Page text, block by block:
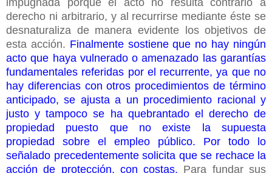
derecho ni arbitrario, y al recurrirse mediante éste se
desnaturaliza de manera evidente los objetivos de
esta acción. Finalmente sostiene que no hay ningún
acto que haya vulnerado o amenazado las garantías
fundamentales referidas por el recurrente, ya que no
hay diferencias con otros procedimientos de término
anticipado, se ajusta a un procedimiento racional y
justo y tampoco se ha quebrantado el derecho de
propiedad puesto que no existe la supuesta
propiedad sobre el empleo público. Por todo lo
señalado precedentemente solicita que se rechace la
acción de protección, con costas. Para fundar sus